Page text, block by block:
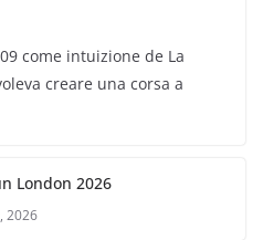
come intuizione de La
creare una corsa a
London 2026
2026